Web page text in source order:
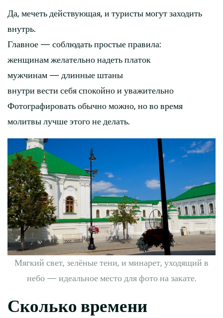
Да, мечеть действующая, и туристы могут заходить
внутрь.
Главное — соблюдать простые правила:
женщинам желательно надеть платок
мужчинам — длинные штаны
внутри вести себя спокойно и уважительно
Фотографировать обычно можно, но во время
молитвы лучше этого не делать.
Мягкий свет, зелёные тени, и минарет, уходящий в
небо — идеальное место для фото на закате.
Сколько времени